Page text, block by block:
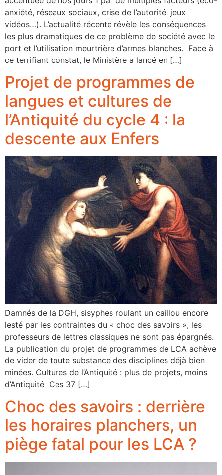
anxiété, réseaux sociaux, crise de l’autorité, jeux
vidéos…). L’actualité récente révèle les conséquences
les plus dramatiques de ce problème de société avec le
port et l’utilisation meurtrière d’armes blanches. Face à
ce terrifiant constat, le Ministère a lancé en […]
Projet de programmes de
langues et cultures de
l’Antiquité du cycle 4 : la
descente aux Enfers
Damnés de la DGH, sisyphes roulant un caillou encore
lesté par les contraintes du « choc des savoirs », les
professeurs de lettres classiques ne sont pas épargnés.
La publication du projet de programmes de LCA achève
de vider de toute substance des disciplines déjà bien
minées. Cultures de l’Antiquité : plus de projets, moins
d’Antiquité Ces 37 […]
Choc des savoirs : derrière
les horaires planchers, un
piège fatal pour les LCA ?